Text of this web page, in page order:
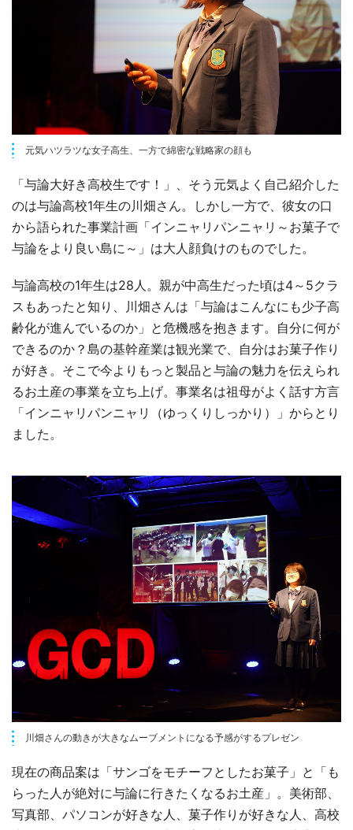
元気ハツラツな女子高生、一方で綿密な戦略家の顔も
「与論大好き高校生です！」、そう元気よく自己紹介した
のは与論高校1年生の川畑さん。しかし一方で、彼女の口
から語られた事業計画「インニャリパンニャリ～お菓子で
与論をより良い島に～」は大人顔負けのものでした。
与論高校の1年生は28人。親が中高生だった頃は4～5クラ
スもあったと知り、川畑さんは「与論はこんなにも少子高
齢化が進んでいるのか」と危機感を抱きます。自分に何が
できるのか？島の基幹産業は観光業で、自分はお菓子作り
が好き。そこで今よりもっと製品と与論の魅力を伝えられ
るお土産の事業を立ち上げ。事業名は祖母がよく話す方言
「インニャリパンニャリ（ゆっくりしっかり）」からとり
ました。
川畑さんの動きが大きなムーブメントになる予感がするプレゼン
現在の商品案は「サンゴをモチーフとしたお菓子」と「も
らった人が絶対に与論に行きたくなるお土産」。美術部、
写真部、パソコンが好きな人、菓子作りが好きな人、高校